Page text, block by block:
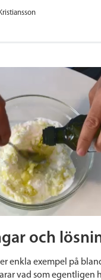
och
enkla exempel på
vad som egentligen